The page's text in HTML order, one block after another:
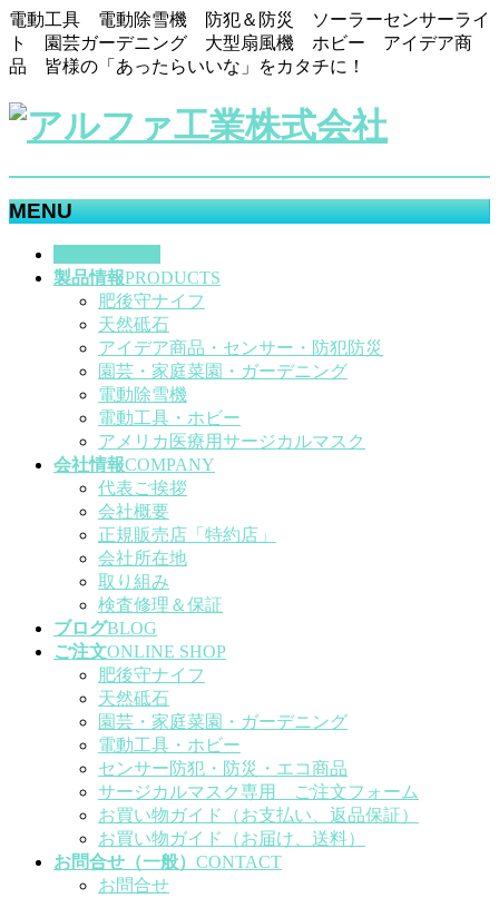
電動工具 電動除雪機 防犯＆防災 ソーラーセンサーライ
ト 園芸ガーデニング 大型扇風機 ホビー アイデア商
品 皆様の「あったらいいな」をカタチに！
MENU
製品情報PRODUCTS
肥後守ナイフ
天然砥石
アイデア商品・センサー・防犯防災
園芸・家庭菜園・ガーデニング
電動除雪機
電動工具・ホビー
アメリカ医療用サージカルマスク
会社情報COMPANY
代表ご挨拶
会社概要
正規販売店「特約店」
会社所在地
取り組み
検査修理＆保証
ブログBLOG
ご注文ONLINE SHOP
肥後守ナイフ
天然砥石
園芸・家庭菜園・ガーデニング
電動工具・ホビー
センサー防犯・防災・エコ商品
サージカルマスク専用 ご注文フォーム
お買い物ガイド（お支払い、返品保証）
お買い物ガイド（お届け、送料）
お問合せ（一般） CONTACT
お問合せ